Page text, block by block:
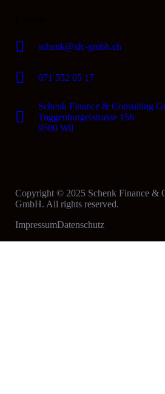
schenk@sfc-gmbh.ch
071 552 05 17
Schenk Finance & Consulting
Toggenburgerstrasse 156
9500 Wil
Copyright © 2025 Schenk Finance &
GmbH. All rights reserved.
ImpressumDatenschutz